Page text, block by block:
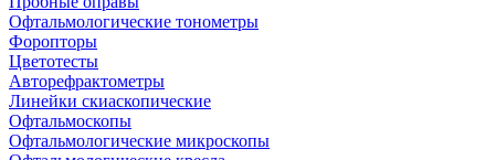
Офтальмологические тонометры
Форопторы
Цветотесты
Авторефрактометры
Линейки скиаскопические
Офтальмоскопы
Офтальмологические микроскопы